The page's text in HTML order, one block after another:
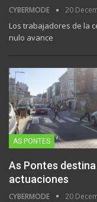
CYBERMODE 20
Los trabajadores de la
nulo avance
AS PONTES
As Pontes
actuaciones
CYBERMODE 20